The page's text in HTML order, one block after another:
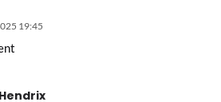
19:45